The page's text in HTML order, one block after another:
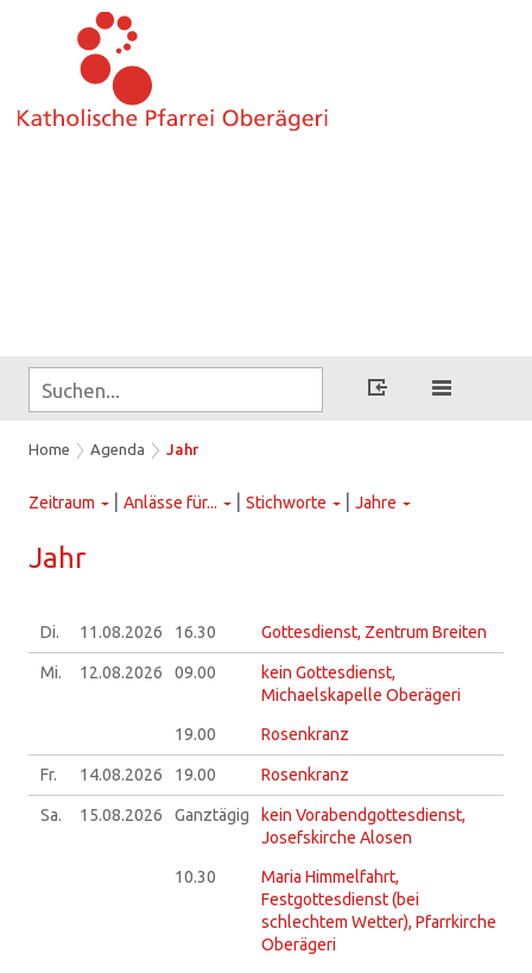
Home Agenda Jahr
Zeitraum Anlässe für... Stichworte Jahre
Jahr
Di. 11.08.2026 16.30 Gottesdienst, Zentrum Breiten
Mi. 12.08.2026 09.00
kein Gottesdienst,
Michaelskapelle Oberägeri
19.00 Rosenkranz
Fr. 14.08.2026 19.00 Rosenkranz
Sa. 15.08.2026 Ganztägig
kein Vorabendgottesdienst,
Josefskirche Alosen
10.30
Maria Himmelfahrt,
Festgottesdienst (bei
schlechtem Wetter), Pfarrkirche
Oberägeri